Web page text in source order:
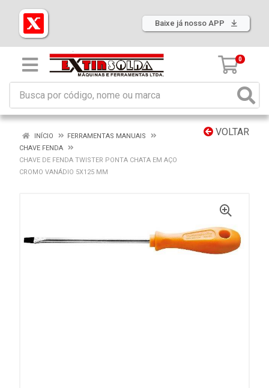
Baixe já nosso APP
0
VOLTAR
INÍCIO
FERRAMENTAS MANUAIS
CHAVE FENDA
CHAVE DE FENDA TWISTER PONTA CHATA EM AÇO
CROMO VANÁDIO 5X125 MM